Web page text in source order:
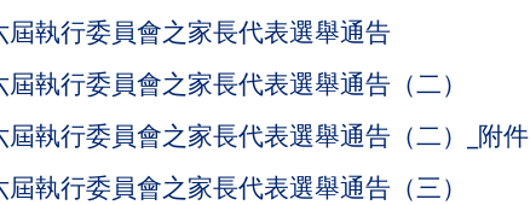
屆執行委員會之家長代表選舉通告
執行委員會之家長代表選舉通告（二）
屆執行委員會之家長代表選舉通告（二）_附件
執行委員會之家長代表選舉通告（三）